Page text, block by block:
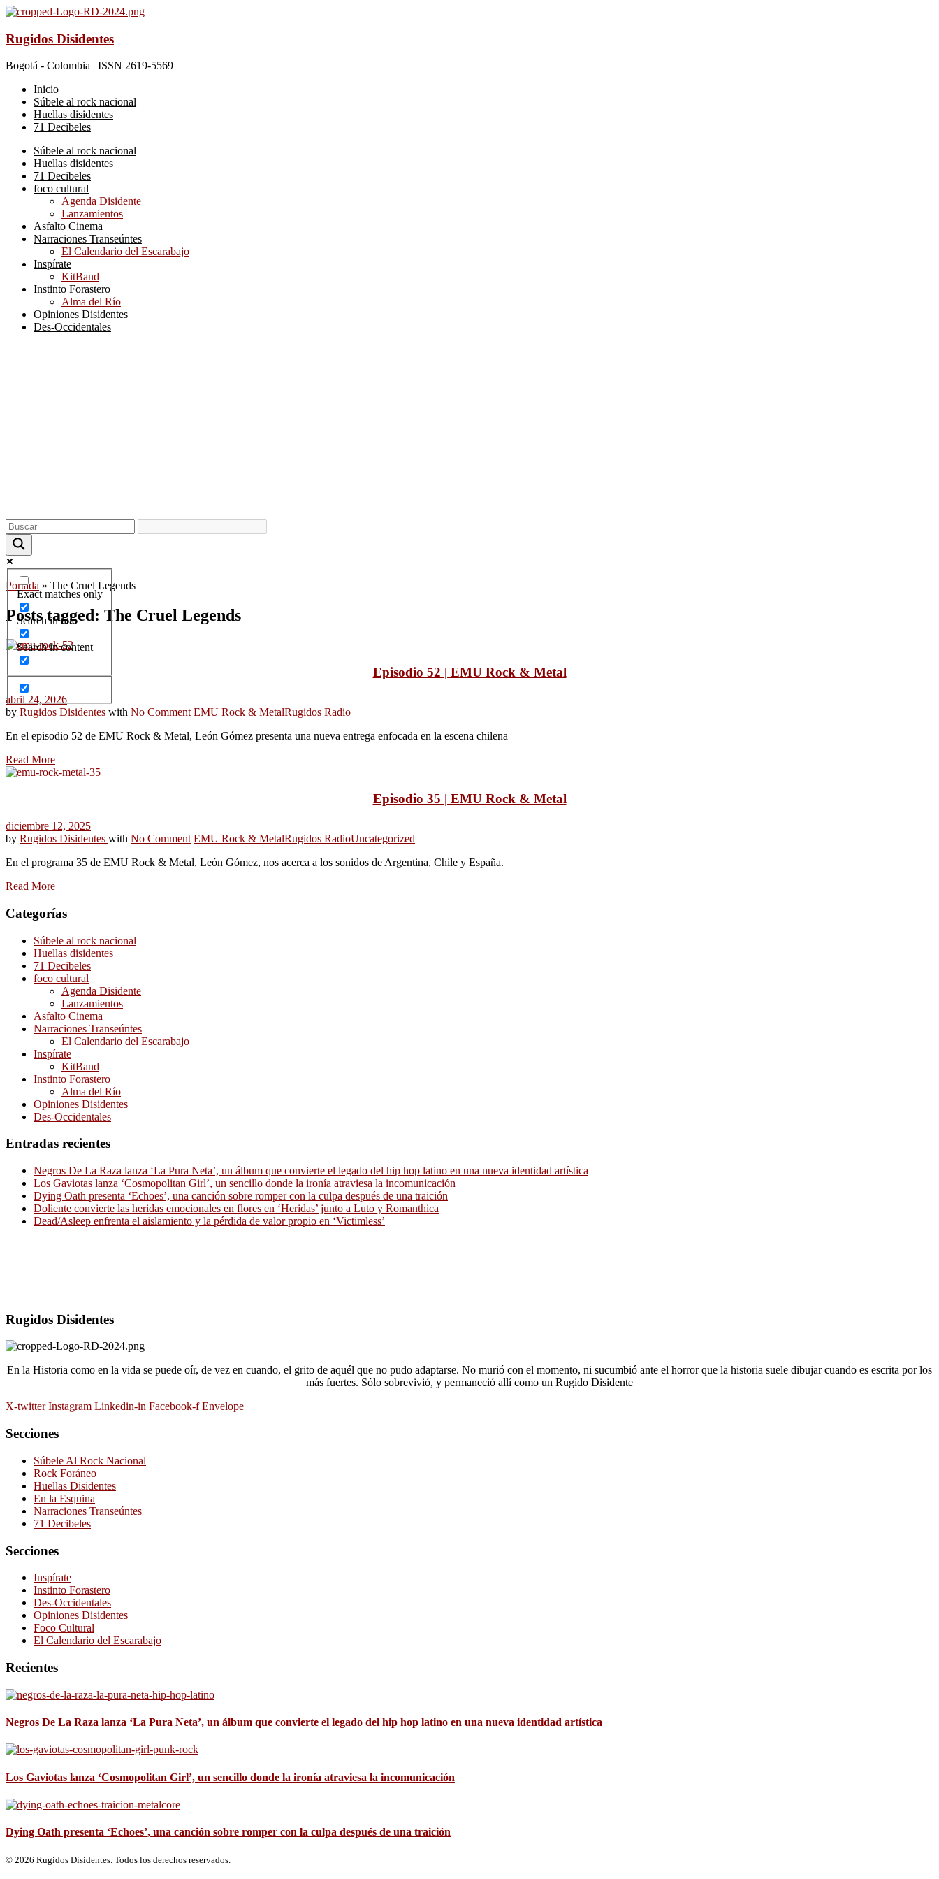
Rugidos Disidentes
Bogotá - Colombia | ISSN 2619-5569
Inicio
Súbele al rock nacional
Huellas disidentes
71 Decibeles
Súbele al rock nacional
Huellas disidentes
71 Decibeles
foco cultural
Agenda Disidente
Lanzamientos
Asfalto Cinema
Narraciones Transeúntes
El Calendario del Escarabajo
Inspírate
KitBand
Instinto Forastero
Alma del Río
Opiniones Disidentes
Des-Occidentales
Exact matches only
Search in title
Search in content
Portada » The Cruel Legends
Posts tagged: The Cruel Legends
Episodio 52 | EMU Rock & Metal
abril 24, 2026
by Rugidos Disidentes with No Comment EMU Rock & MetalRugidos Radio
En el episodio 52 de EMU Rock & Metal, León Gómez presenta una nueva entrega enfocada en la escena chilena
Read More
Episodio 35 | EMU Rock & Metal
diciembre 12, 2025
by Rugidos Disidentes with No Comment EMU Rock & MetalRugidos RadioUncategorized
En el programa 35 de EMU Rock & Metal, León Gómez, nos acerca a los sonidos de Argentina, Chile y España.
Read More
Categorías
Súbele al rock nacional
Huellas disidentes
71 Decibeles
foco cultural
Agenda Disidente
Lanzamientos
Asfalto Cinema
Narraciones Transeúntes
El Calendario del Escarabajo
Inspírate
KitBand
Instinto Forastero
Alma del Río
Opiniones Disidentes
Des-Occidentales
Entradas recientes
Negros De La Raza lanza ‘La Pura Neta’, un álbum que convierte el legado del hip hop latino en una nueva identidad artística
Los Gaviotas lanza ‘Cosmopolitan Girl’, un sencillo donde la ironía atraviesa la incomunicación
Dying Oath presenta ‘Echoes’, una canción sobre romper con la culpa después de una traición
Doliente convierte las heridas emocionales en flores en ‘Heridas’ junto a Luto y Romanthica
Dead/Asleep enfrenta el aislamiento y la pérdida de valor propio en ‘Victimless’
Rugidos Disidentes
En la Historia como en la vida se puede oír, de vez en cuando, el grito de aquél que no pudo adaptarse. No murió con el momento, ni sucumbió ante el horror que la historia suele dibujar cuando es escrita por los
más fuertes. Sólo sobrevivió, y permaneció allí como un Rugido Disidente
X-twitter Instagram Linkedin-in Facebook-f Envelope
Secciones
Súbele Al Rock Nacional
Rock Foráneo
Huellas Disidentes
En la Esquina
Narraciones Transeúntes
71 Decibeles
Secciones
Inspírate
Instinto Forastero
Des-Occidentales
Opiniones Disidentes
Foco Cultural
El Calendario del Escarabajo
Recientes
Negros De La Raza lanza ‘La Pura Neta’, un álbum que convierte el legado del hip hop latino en una nueva identidad artística
Los Gaviotas lanza ‘Cosmopolitan Girl’, un sencillo donde la ironía atraviesa la incomunicación
Dying Oath presenta ‘Echoes’, una canción sobre romper con la culpa después de una traición
© 2026 Rugidos Disidentes. Todos los derechos reservados.